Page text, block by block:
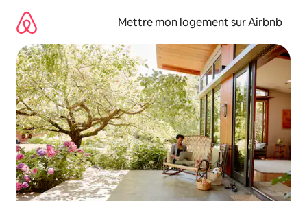
directement
contenu
Mettre mon logement sur Airbnb